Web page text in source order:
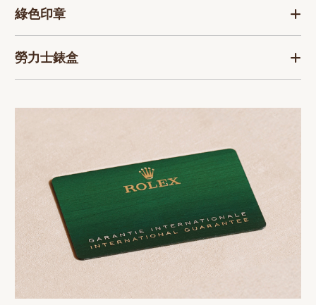
綠色印章
勞力士錶盒